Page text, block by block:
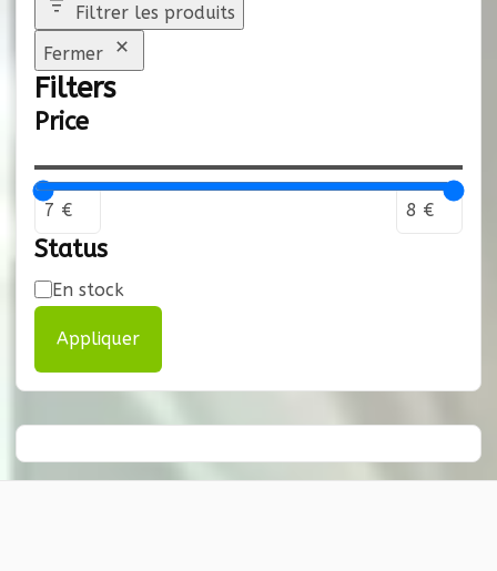
Filtrer les produits
Fermer
Filters
Price
Status
Disponibilité
En stock
Appliquer